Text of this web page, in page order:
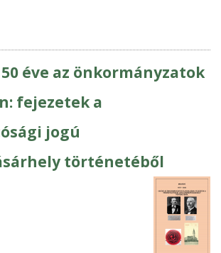
éve az önkormányzatok
fejezetek a
jogú
történetéből